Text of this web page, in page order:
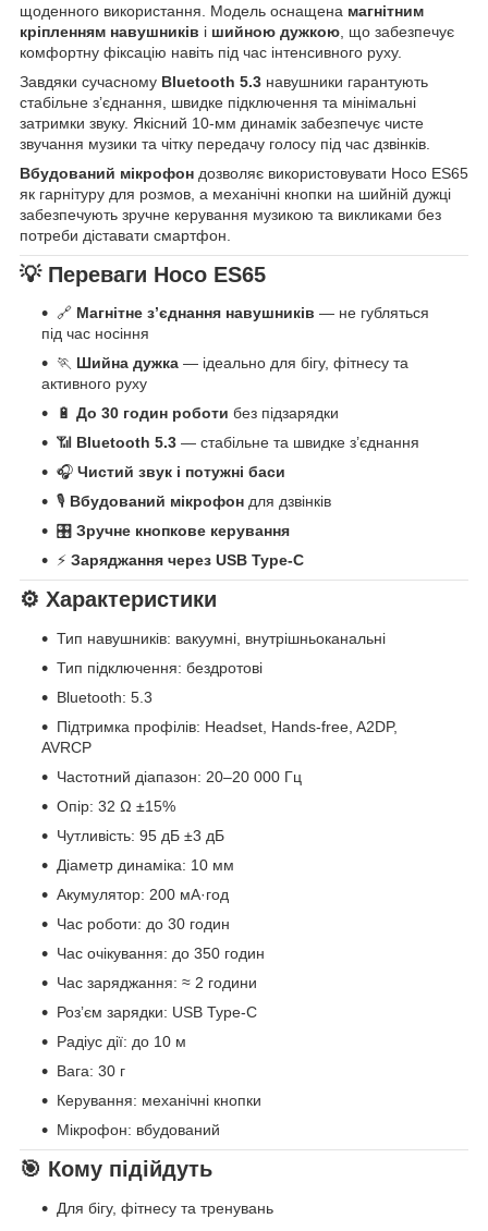
щоденного використання. Модель оснащена магнітним
кріпленням навушників і шийною дужкою , що забезпечує
комфортну фіксацію навіть під час інтенсивного руху.
Завдяки сучасному Bluetooth 5.3 навушники гарантують
стабільне з’єднання, швидке підключення та мінімальні
затримки звуку. Якісний 10-мм динамік забезпечує чисте
звучання музики та чітку передачу голосу під час дзвінків.
Вбудований мікрофон дозволяє використовувати Hoco ES65
як гарнітуру для розмов, а механічні кнопки на шийній дужці
забезпечують зручне керування музикою та викликами без
потреби діставати смартфон.
💡 Переваги Hoco ES65
🔗 Магнітне з’єднання навушників — не губляться
під час носіння
🏃 Шийна дужка — ідеально для бігу, фітнесу та
активного руху
🔋 До 30 годин роботи без підзарядки
📶 Bluetooth 5.3 — стабільне та швидке з’єднання
🎧 Чистий звук і потужні баси
🎙 Вбудований мікрофон для дзвінків
🎛 Зручне кнопкове керування
⚡ Заряджання через USB Type-C
⚙️ Характеристики
Тип навушників: вакуумні, внутрішньоканальні
Тип підключення: бездротові
Bluetooth: 5.3
Підтримка профілів: Headset, Hands-free, A2DP,
AVRCP
Частотний діапазон: 20–20 000 Гц
Опір: 32 Ω ±15%
Чутливість: 95 дБ ±3 дБ
Діаметр динаміка: 10 мм
Акумулятор: 200 мА·год
Час роботи: до 30 годин
Час очікування: до 350 годин
Час заряджання: ≈ 2 години
Розʼєм зарядки: USB Type-C
Радіус дії: до 10 м
Вага: 30 г
Керування: механічні кнопки
Мікрофон: вбудований
🎯 Кому підійдуть
Для бігу, фітнесу та тренувань